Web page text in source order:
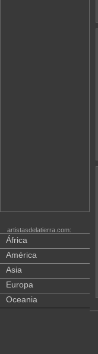
artistasdelatierra.com:
África
América
Asia
Europa
Oceania